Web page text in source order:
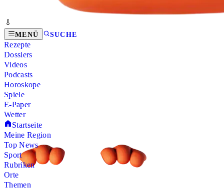
MENÜ SUCHE
Rezepte
Dossiers
Videos
Podcasts
Horoskope
Spiele
E-Paper
Wetter
Startseite
Meine Region
Top News
Sport
Rubriken
Orte
Themen